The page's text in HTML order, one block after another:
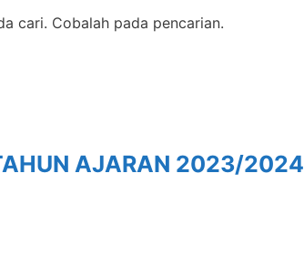
cari. Cobalah pada pencarian.
AJARAN 2023/2024